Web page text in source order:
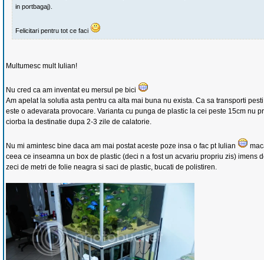
in portbagaj).
Felicitari pentru tot ce faci
Multumesc mult Iulian!
Nu cred ca am inventat eu mersul pe bici
Am apelat la solutia asta pentru ca alta mai buna nu exista. Ca sa transporti
este o adevarata provocare. Varianta cu punga de plastic la cei peste 15cm nu
ciorba la destinatie dupa 2-3 zile de calatorie.
Nu mi amintesc bine daca am mai postat aceste poze insa o fac pt Iulian
ceea ce inseamna un box de plastic (deci n a fost un acvariu propriu zis) imens
zeci de metri de folie neagra si saci de plastic, bucati de polistiren.